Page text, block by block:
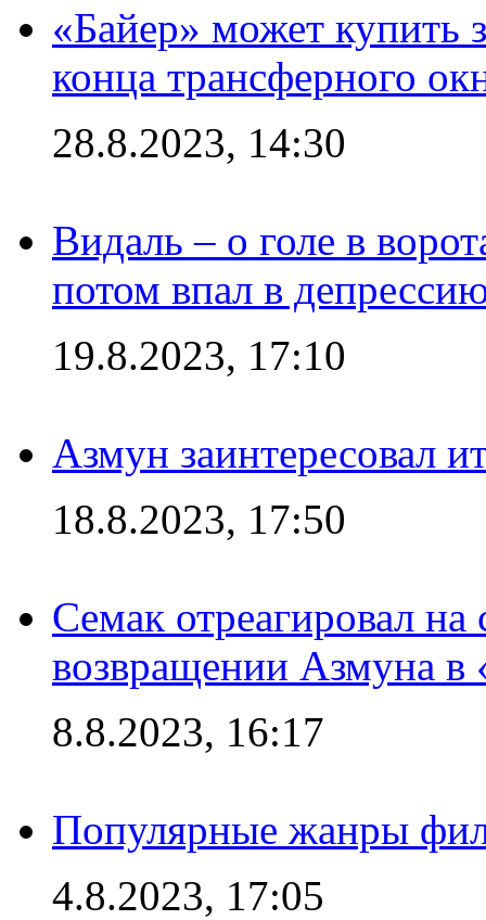
«Байер» может купить
конца трансферного
28.8.2023, 14:30
Видаль – о голе в
потом впал в
19.8.2023, 17:10
Азмун заинтересовал
18.8.2023, 17:50
Семак отреагировал
возвращении Азмуна в
8.8.2023, 16:17
Популярные жанры
4.8.2023, 17:05